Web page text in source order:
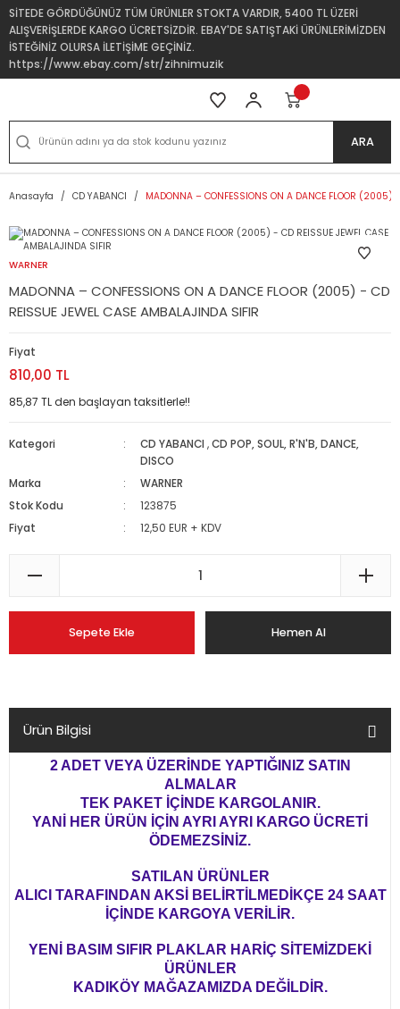
SİTEDE GÖRDÜĞÜNÜZ TÜM ÜRÜNLER STOKTA VARDIR, 5400 TL ÜZERİ
ALIŞVERİŞLERDE KARGO ÜCRETSİZDİR. EBAY'DE SATIŞTAKİ ÜRÜNLERİMİZDEN
İSTEĞİNİZ OLURSA İLETİŞİME GEÇİNİZ.
https://www.ebay.com/str/zihnimuzik
ARA
Anasayfa CD YABANCI MADONNA – CONFESSIONS ON A DANCE FLOOR (2005)
WARNER
MADONNA – CONFESSIONS ON A DANCE FLOOR (2005) - CD
REISSUE JEWEL CASE AMBALAJINDA SIFIR
Fiyat
810,00 TL
85,87 TL den başlayan taksitlerle!!
Kategori CD YABANCI ,CD POP, SOUL, R'N'B, DANCE,
DISCO
Marka
WARNER
Stok Kodu
123875
Fiyat
12,50 EUR + KDV
Sepete Ekle Hemen Al
Ürün Bilgisi
2 ADET VEYA ÜZERİNDE YAPTIĞINIZ SATIN
ALMALAR
TEK PAKET İÇİNDE KARGOLANIR.
YANİ HER ÜRÜN İÇİN AYRI AYRI KARGO ÜCRETİ
ÖDEMEZSİNİZ.
SATILAN ÜRÜNLER
ALICI TARAFINDAN AKSİ BELİRTİLMEDİKÇE 24 SAAT
İÇİNDE KARGOYA VERİLİR.
YENİ BASIM SIFIR PLAKLAR HARİÇ SİTEMİZDEKİ
ÜRÜNLER
KADIKÖY MAĞAZAMIZDA DEĞİLDİR.